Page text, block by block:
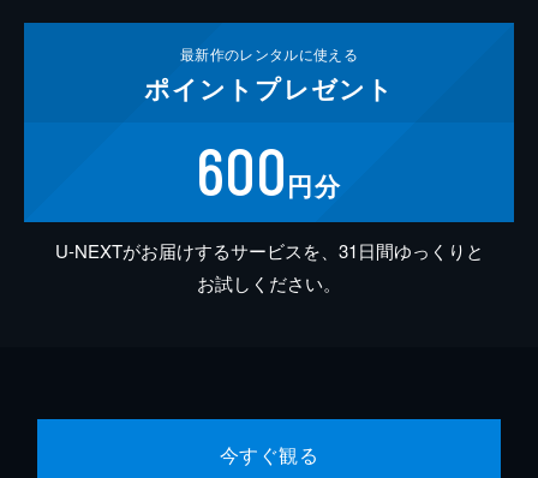
最新作のレンタルに使える
ポイント プレゼント
600円分
U-NEXTがお届けするサービスを、31日間ゆっくりと
お試しください。
今すぐ観る